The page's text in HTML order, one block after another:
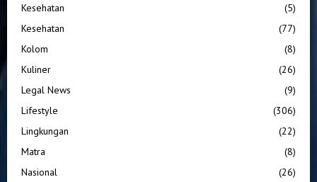
Kesehatan
(5)
Kesehatan
(77)
Kolom
(8)
Kuliner
(26)
Legal News
(9)
Lifestyle
(306)
Lingkungan
(22)
Matra
(8)
Nasional
(26)